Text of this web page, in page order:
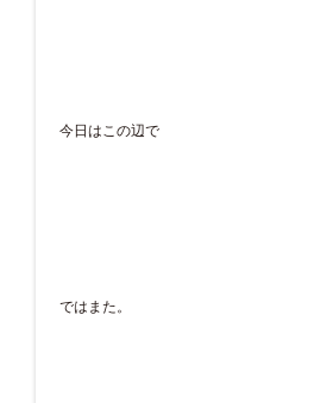
今日はこの辺で
ではまた。